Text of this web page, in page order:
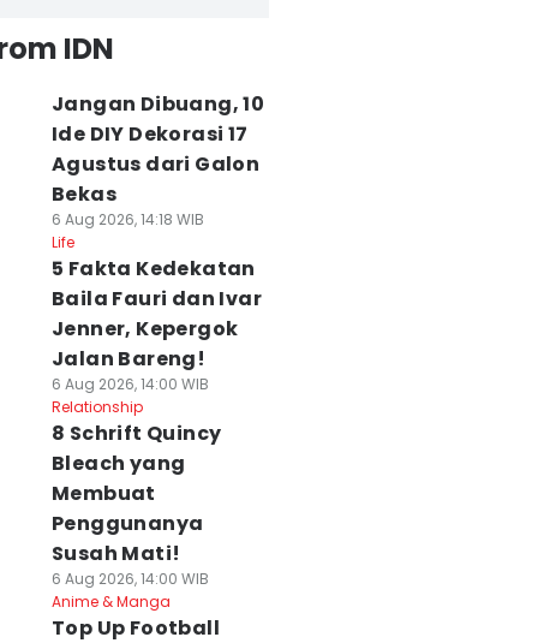
IDN
Jangan Dibuang, 10
Ide DIY Dekorasi 17
Agustus dari Galon
Bekas
6 Aug 2026, 14:18 WIB
Life
5 Fakta Kedekatan
Baila Fauri dan Ivar
Jenner, Kepergok
Jalan Bareng!
6 Aug 2026, 14:00 WIB
Relationship
8 Schrift Quincy
Bleach yang
Membuat
Penggunanya
Susah Mati!
6 Aug 2026, 14:00 WIB
Anime & Manga
Top Up Football